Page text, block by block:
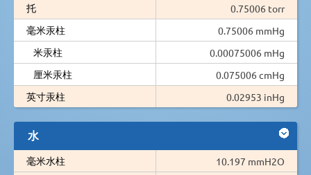
托
0.75006 torr
毫米汞柱
0.75006 mmHg
米汞柱
0.00075006 mHg
厘米汞柱
0.075006 cmHg
英寸汞柱
0.02953 inHg
水
毫米水柱
10.197 mmH2O